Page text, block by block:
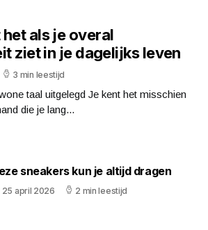
als je overal
ziet in je dagelijks leven
3 min leestijd
taal uitgelegd Je kent het misschien
die je lang...
sneakers kun je altijd dragen
25 april 2026 2 min leestijd